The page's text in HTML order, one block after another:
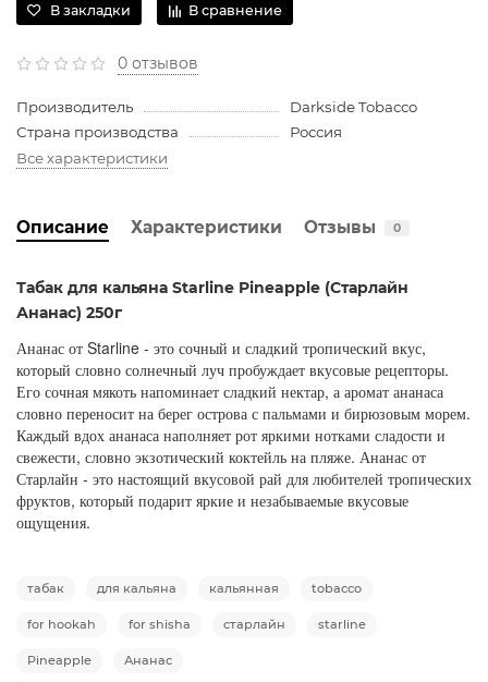
В закладки В сравнение
0 отзывов
Производитель
Darkside Tobacco
Страна производства
Россия
Все характеристики
Описание Характеристики Отзывы 0
Табак для кальяна Starline Pineapple (Старлайн
Ананас) 250г
Ананас от Starline - это сочный и сладкий тропический вкус,
который словно солнечный луч пробуждает вкусовые рецепторы.
Его сочная мякоть напоминает сладкий нектар, а аромат ананаса
словно переносит на берег острова с пальмами и бирюзовым морем.
Каждый вдох ананаса наполняет рот яркими нотками сладости и
свежести, словно экзотический коктейль на пляже. Ананас от
Старлайн - это настоящий вкусовой рай для любителей тропических
фруктов, который подарит яркие и незабываемые вкусовые
ощущения.
табак для кальяна кальянная tobacco
for hookah for shisha старлайн starline
Pineapple Ананас